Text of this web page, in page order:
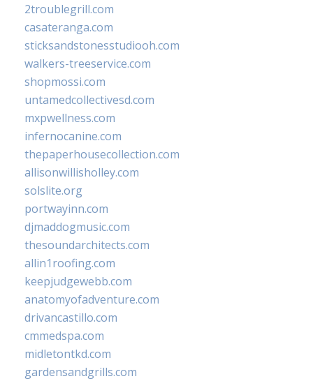
2troublegrill.com
casateranga.com
sticksandstonesstudiooh.com
walkers-treeservice.com
shopmossi.com
untamedcollectivesd.com
mxpwellness.com
infernocanine.com
thepaperhousecollection.com
allisonwillisholley.com
solslite.org
portwayinn.com
djmaddogmusic.com
thesoundarchitects.com
allin1roofing.com
keepjudgewebb.com
anatomyofadventure.com
drivancastillo.com
cmmedspa.com
midletontkd.com
gardensandgrills.com